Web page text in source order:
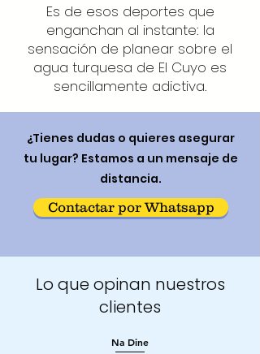
Es de esos deportes que
enganchan al instante: la
sensación de planear sobre el
agua turquesa de El Cuyo es
sencillamente adictiva.
¿Tienes dudas o quieres asegurar
tu lugar? Estamos a un mensaje de
distancia.
Contactar por Whatsapp
Lo que opinan nuestros
clientes
Na Dine